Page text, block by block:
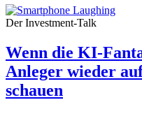
Der Investment-Talk
Wenn die KI-
Anleger wieder
schauen